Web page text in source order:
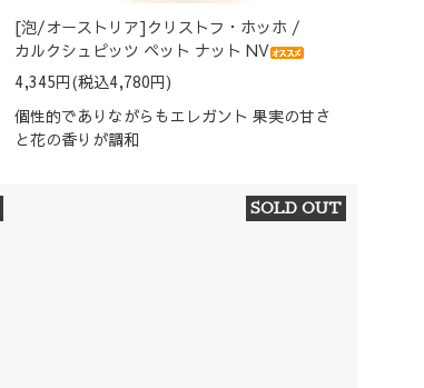
[泡/オーストリア]クリストフ・ホッホ /
カルクシュピッツ ペット ナット NV
4,345円(税込4,780円)
個性的でありながらもエレガント 果実の甘さ
と花の香りが調和
SOLD OUT